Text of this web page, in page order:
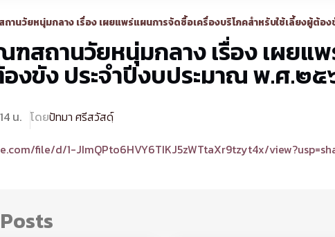
านวัยหนุ่มกลาง เรื่อง เผยแพร่แผนการจัดซื้อเครื่องบริโภคสำหรับใช้เลี้ยงผู้ต้อ
ฑสถานวัยหนุ่มกลาง เรื่อง เผยแ
องขัง ประจำปีงบประมาณ พ.ศ.๒
น. โดยปัทมา ศรีสวัสดฺ์
file/d/1-JImQPto6HVY6TIKJ5zWTtaXr9tzyt4x/